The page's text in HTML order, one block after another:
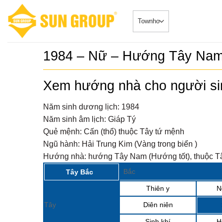
content
1984 – Nữ – Hướng Tây
Xem hướng nhà cho người
Năm sinh dương lịch: 1984
Năm sinh âm lịch: Giáp Tý
Quẻ mệnh: Cấn (thổ) thuộc Tây tứ mệnh
Ngũ hành: Hải Trung Kim (Vàng trong biển )
Hướng nhà: hướng Tây Nam (Hướng tốt), thuộc
Tây Bắc Bắc
Tây
Thiên y
Diên niên
duy nhất
đẳng cấp
Căn HộDự
SONATA –
𝐁𝐈𝐄̣̂𝐓
𝐓𝐇𝐀́𝐍𝐆 𝟖
“ĐẮC...
7
Sở hữu
Nhà phố
Tin Tức
8
Sun
nhật tiến
Tin Tức